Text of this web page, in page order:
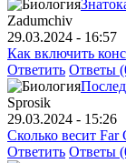
Zadumchiv
29.03.2024 - 16:57
Как включить
Ответить Ответы
Sprosik
29.03.2024 - 15:26
Сколько весит Far
Ответить Ответы